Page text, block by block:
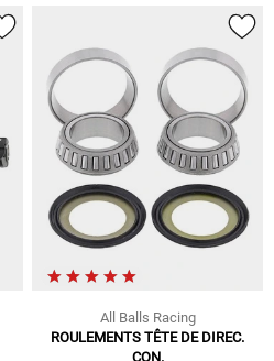
All Balls Racing
ROULEMENTS TÊTE DE DIREC.
CON.